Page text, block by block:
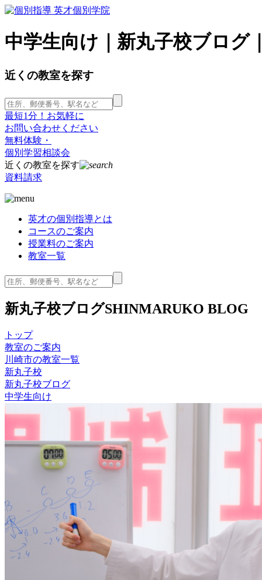
中学生向け｜新丸子校ブログ
近くの教室を探す
最短1分！お気軽に
お問い合わせください
無料体験・
個別学習相談会
近くの教室を探す
資料請求
英才の個別指導とは
コースのご案内
授業料のご案内
教室一覧
新丸子校ブログSHINMARUKO BLOG
トップ
教室のご案内
川崎市の教室一覧
新丸子校
新丸子校ブログ
中学生向け